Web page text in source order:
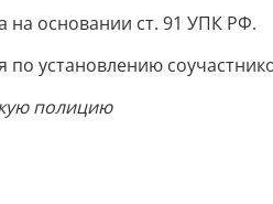
основании ст. 91 УПК РФ.
установлению
полицию